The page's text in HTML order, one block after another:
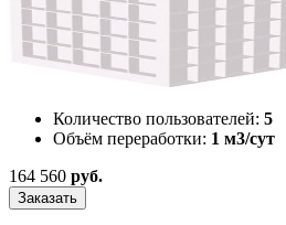
Количество пользователей: 5
Объём переработки: 1 м3/сут
164 560 руб.
Заказать